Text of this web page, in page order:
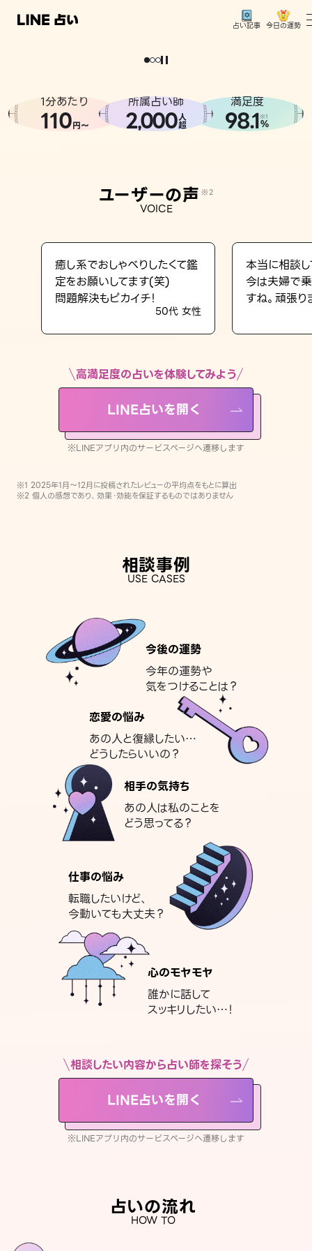
占い記事 今日の運勢
相談事例
占い記事
LINE占いを開く
※LINEアプリ内のサービスページへ遷移します
どうせなら
。
1分あたり
110円〜
所属占い師
2,000人
超
満足度
98.1※1
%
ユーザーの声 ※2
VOICE
癒し系でおしゃべりしたくて鑑
定をお願いしてます(笑)
問題解決もピカイチ！
50代 女性
本当に相談し
今は夫婦で
すね。頑張り
高満足度の占いを体験してみよう
LINE占いを開く
※LINEアプリ内のサービスページへ遷移します
※1 2025年1月〜12月に投稿されたレビューの平均点をもとに算出
※2 個人の感想であり、効果・効能を保証するものではありません
相談事例
USE CASES
今後の運勢
今年の運勢や
気をつけることは？
恋愛の悩み
あの人と復縁したい…
どうしたらいいの？
相手の気持ち
あの人は私のことを
どう思ってる？
仕事の悩み
転職したいけど、
今動いても大丈夫？
心のモヤモヤ
誰かに話して
スッキリしたい…！
相談したい内容から占い師を探そう
LINE占いを開く
※LINEアプリ内のサービスページへ遷移します
占いの流れ
HOW TO